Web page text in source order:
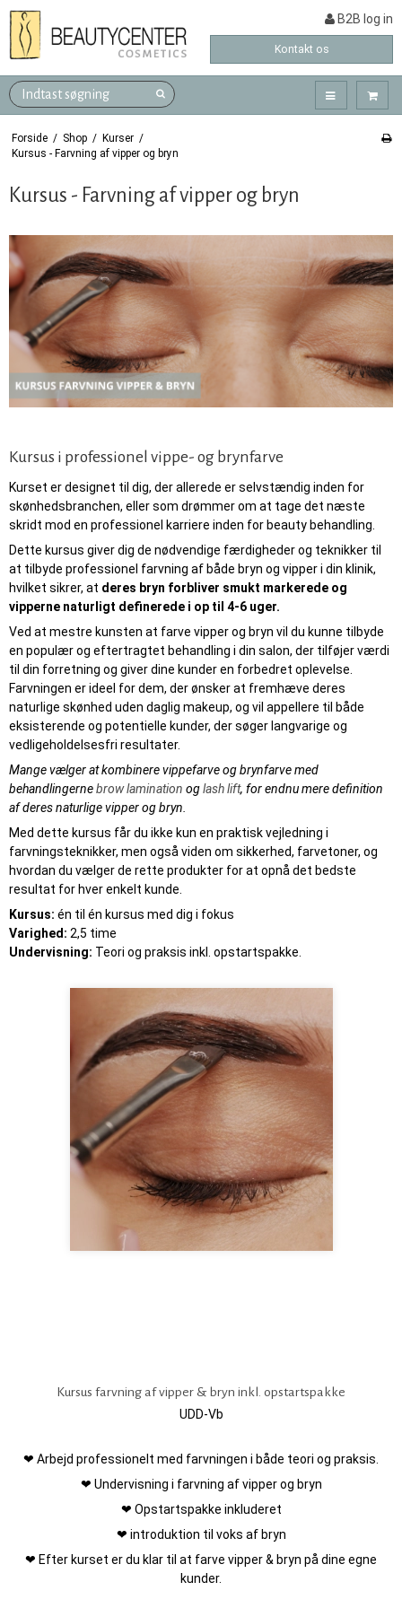
B2B log in
Kontakt os
Forside / Shop / Kurser /
Kursus - Farvning af vipper og bryn
Kursus - Farvning af vipper og bryn
Kursus i professionel vippe- og brynfarve
Kurset er designet til dig, der allerede er selvstændig inden for
skønhedsbranchen, eller som drømmer om at tage det næste
skridt mod en professionel karriere inden for beauty behandling.
Dette kursus giver dig de nødvendige færdigheder og teknikker til
at tilbyde professionel farvning af både bryn og vipper i din klinik,
hvilket sikrer, at deres bryn forbliver smukt markerede og
vipperne naturligt definerede i op til 4-6 uger.
Ved at mestre kunsten at farve vipper og bryn vil du kunne tilbyde
en populær og eftertragtet behandling i din salon, der tilføjer værdi
til din forretning og giver dine kunder en forbedret oplevelse.
Farvningen er ideel for dem, der ønsker at fremhæve deres
naturlige skønhed uden daglig makeup, og vil appellere til både
eksisterende og potentielle kunder, der søger langvarige og
vedligeholdelsesfri resultater.
Mange vælger at kombinere vippefarve og brynfarve med
behandlingernebrow lamination oglash lift, for endnu mere definition
af deres naturlige vipper og bryn.
Med dette kursus får du ikke kun en praktisk vejledning i
farvningsteknikker, men også viden om sikkerhed, farvetoner, og
hvordan du vælger de rette produkter for at opnå det bedste
resultat for hver enkelt kunde.
Kursus: én til én kursus med dig i fokus
Varighed: 2,5 time
Undervisning: Teori og praksis inkl. opstartspakke.
Kursus farvning af vipper & bryn inkl. opstartspakke
UDD-Vb
❤ Arbejd professionelt med farvningen i både teori og praksis.
❤ Undervisning i farvning af vipper og bryn
❤ Opstartspakke inkluderet
❤ introduktion til voks af bryn
❤ Efter kurset er du klar til at farve vipper & bryn på dine egne
kunder.